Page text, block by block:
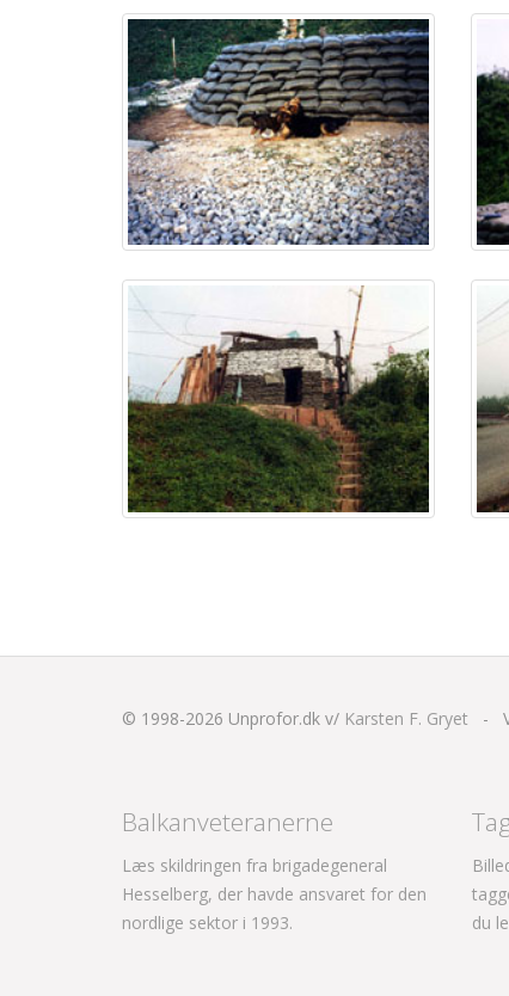
© 1998-2026 Unprofor.dk v/ Karsten F. Gryet -
Balkanveteranerne
Læs skildringen fra brigadegeneral
Hesselberg, der havde ansvaret for den
nordlige sektor i 1993.
du